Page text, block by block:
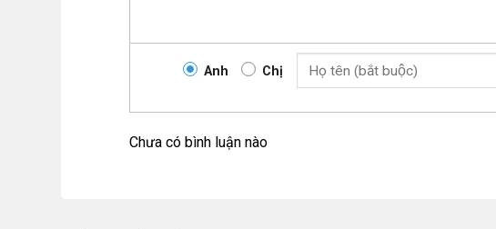
Anh Chị
Chưa có bình luận nào